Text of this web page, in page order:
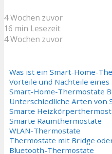
4 Wochen zuvor
16 min Lesezeit
4 Wochen zuvor
Was ist ein Smart-Home-
Vorteile und Nachteile
Smart-Home-Thermostate
Unterschiedliche Arten von
Smarte
Smarte Raumthermostate
WLAN-Thermostate
Thermostate mit Bridge
Bluetooth-Thermostate